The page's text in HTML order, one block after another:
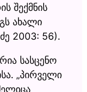
შექმნის
ახალი
2003: 56).
სასცენო
„პირველი